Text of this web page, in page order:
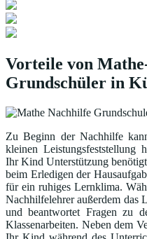
Vorteile von
Grundschüler in
Zu Beginn der Nachhilfe
kleinen Leistungsfeststellung
Ihr Kind Unterstützung
beim Erledigen der
für ein ruhiges Lernklima.
Nachhilfelehrer außerdem
und beantwortet Fragen zu
Klassenarbeiten. Neben dem